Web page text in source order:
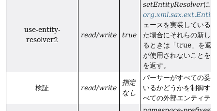
use-entity-
resolver2
read/write true
setEntityResolverに
ェースを実装している
た場合にそれらの新し
るときは「true」を返
が使用されないことを
を返す。
検証 read/write
指定
なし
パーサーがすべての妥
いるかどうかを制御す
べての外部エンティテ